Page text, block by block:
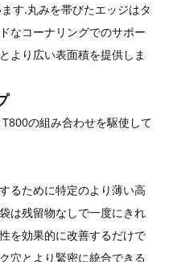
す.丸みを帯びたエッジはタ
なコーナリングでのサポー
より広い表面積を提供しま
の組み合わせを駆使して
るために特定のより薄い高
は残留物なしで一度にきれ
を効果的に改善するだけで
穴とより緊密に統合できる